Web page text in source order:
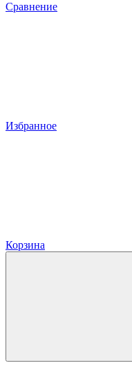
Сравнение
Избранное
Корзина